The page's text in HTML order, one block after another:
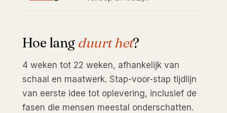
Hoe lang duurt het?
4 weken tot 22 weken, afhankelijk van
schaal en maatwerk. Stap-voor-stap tijdlijn
van eerste idee tot oplevering, inclusief de
fasen die mensen meestal onderschatten.